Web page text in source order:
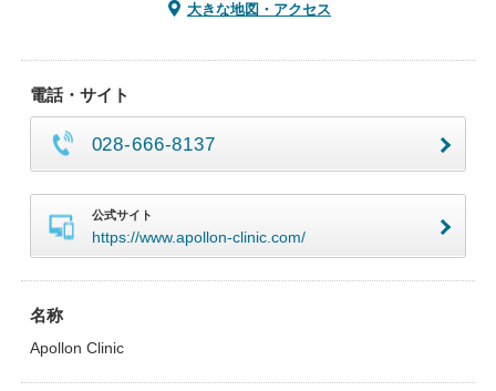
大きな地図・アクセス
電話・サイト
028-666-8137
公式サイト
https://www.apollon-clinic.com/
名称
Apollon Clinic